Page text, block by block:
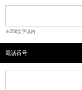
※256文字以内
電話番号